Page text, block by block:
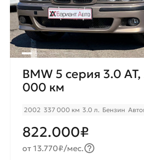
BMW 5 серия 3.0
000 км
2002 337 000 км 3.0 л. Бензин
822.000₽
от 13.770₽/мес.